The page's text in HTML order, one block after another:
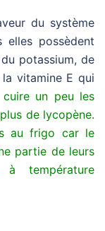
du système
elles possèdent
potassium, de
vitamine E qui
un peu les
de lycopène.
au frigo car le
partie de leurs
à température